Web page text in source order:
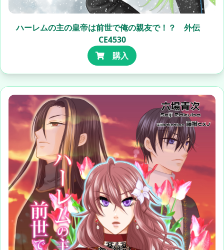
ハーレムの主の皇帝は前世で俺の親友で！？ 外伝
CE4530
購入